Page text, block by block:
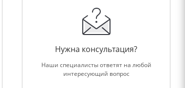
Нужна консультация?
Наши специалисты ответят на любой
интересующий вопрос